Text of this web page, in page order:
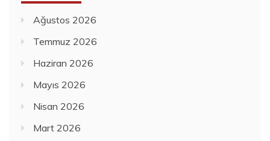
Ağustos 2026
Temmuz 2026
Haziran 2026
Mayıs 2026
Nisan 2026
Mart 2026